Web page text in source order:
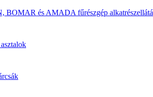
BOMAR és AMADA fűrészgép